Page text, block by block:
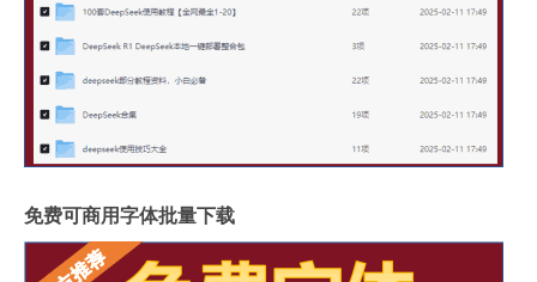
免费可商用字体批量下载